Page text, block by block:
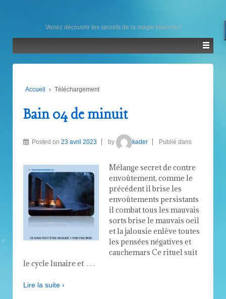
Venez découvrir les secrets de la magie blanche !
Accueil › Téléchargement
Bain 04 de minuit
Posted on 23 avril 2023 by kader Publié dans
Mélange secret de contre
envoûtement, comme le
précédent il brise les
envoûtements persistants
il combat tous les mauvais
sorts brise le mauvais oeil
et la jalousie enlève toutes
les pensées négatives et
cauchemars Ce rituel suit
le cycle lunaire et …
Lire la suite ›